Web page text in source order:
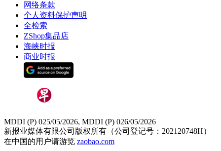
网络条款
个人资料保护声明
全检索
ZShop集品店
海峡时报
商业时报
MDDI (P) 025/05/2026, MDDI (P) 026/05/2026
新报业媒体有限公司版权所有（公司登记号：202120748H）
在中国的用户请游览 zaobao.com